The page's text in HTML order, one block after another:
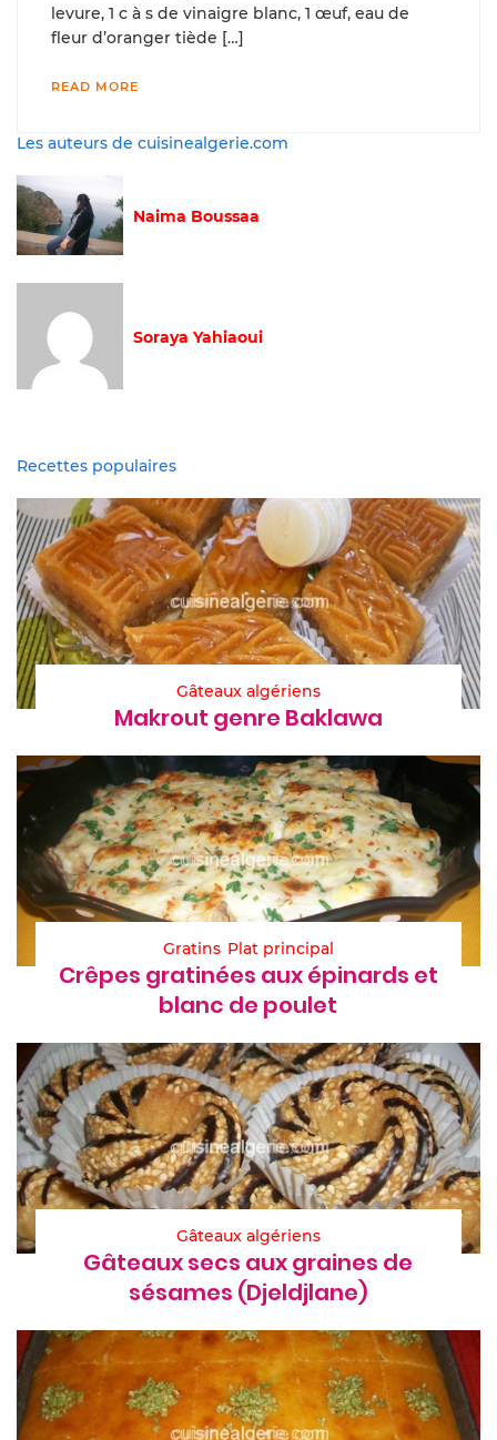
levure, 1 c à s de vinaigre blanc, 1 œuf, eau de
fleur d’oranger tiède […]
READ MORE
Les auteurs de cuisinealgerie.com
Naima Boussaa
Soraya Yahiaoui
Recettes populaires
Gâteaux algériens
Makrout genre Baklawa
Gratins Plat principal
Crêpes gratinées aux épinards et
blanc de poulet
Gâteaux algériens
Gâteaux secs aux graines de
sésames (Djeldjlane)